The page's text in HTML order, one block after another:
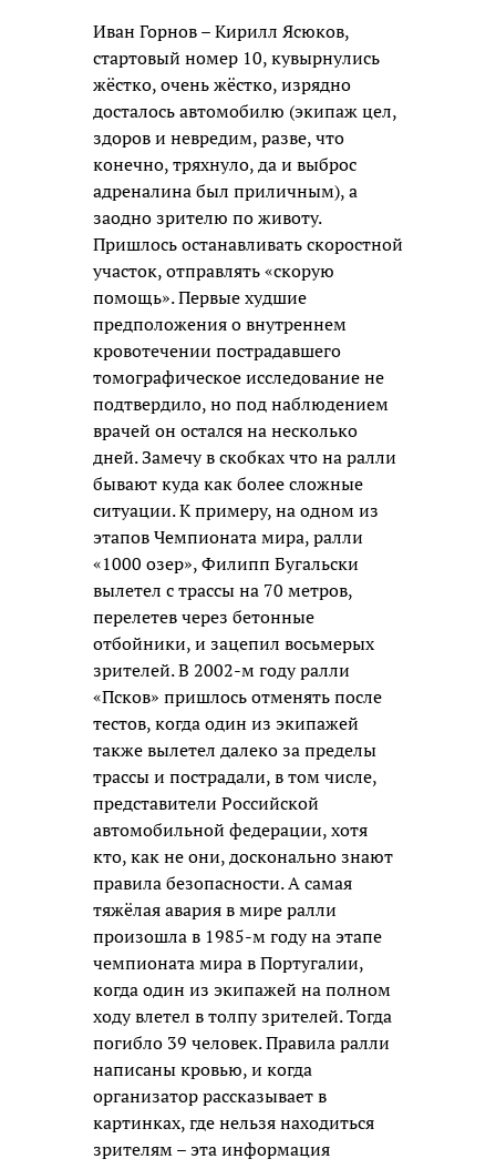
Иван Горнов – Кирилл Ясюков,
стартовый номер 10, кувырнулись
жёстко, очень жёстко, изрядно
досталось автомобилю (экипаж цел,
здоров и невредим, разве, что
конечно, тряхнуло, да и выброс
адреналина был приличным), а
заодно зрителю по животу.
Пришлось останавливать скоростной
участок, отправлять «скорую
помощь». Первые худшие
предположения о внутреннем
кровотечении пострадавшего
томографическое исследование не
подтвердило, но под наблюдением
врачей он остался на несколько
дней. Замечу в скобках что на ралли
бывают куда как более сложные
ситуации. К примеру, на одном из
этапов Чемпионата мира, ралли
«1000 озер», Филипп Бугальски
вылетел с трассы на 70 метров,
перелетев через бетонные
отбойники, и зацепил восьмерых
зрителей. В 2002-м году ралли
«Псков» пришлось отменять после
тестов, когда один из экипажей
также вылетел далеко за пределы
трассы и пострадали, в том числе,
представители Российской
автомобильной федерации, хотя
кто, как не они, досконально знают
правила безопасности. А самая
тяжёлая авария в мире ралли
произошла в 1985-м году на этапе
чемпионата мира в Португалии,
когда один из экипажей на полном
ходу влетел в толпу зрителей. Тогда
погибло 39 человек. Правила ралли
написаны кровью, и когда
организатор рассказывает в
картинках, где нельзя находиться
зрителям – эта информация